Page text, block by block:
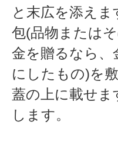
と末広を添え
包(品物または
金を贈るなら、
にしたもの)を
蓋の上に載せま
します。